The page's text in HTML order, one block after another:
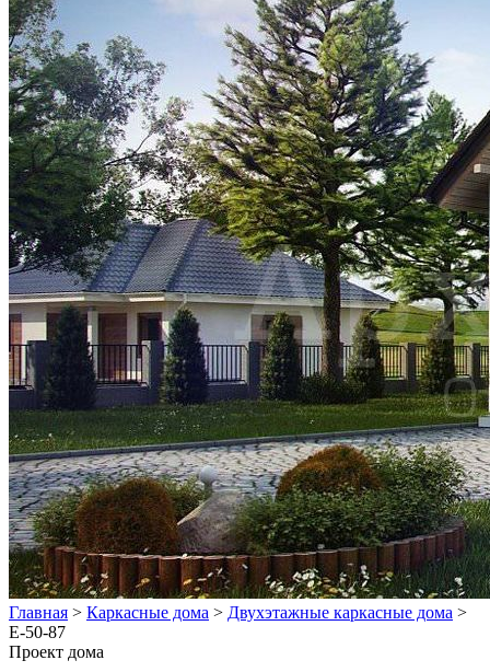
Главная > Каркасные дома > Двухэтажные каркасные дома >
E-50-87
Проект дома